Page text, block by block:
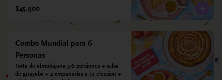
$45.900
Combo Mundial para 6
Personas
Torta de almobajana 5-6 porciones + salsa
de guayaba + 2 empanadas a tu eleccion +